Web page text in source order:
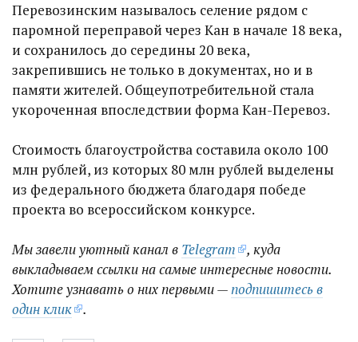
Перевозинским называлось селение рядом с
паромной переправой через Кан в начале 18 века,
и сохранилось до середины 20 века,
закрепившись не только в документах, но и в
памяти жителей. Общеупотребительной стала
укороченная впоследствии форма Кан-Перевоз.
Стоимость благоустройства составила около 100
млн рублей, из которых 80 млн рублей выделены
из федерального бюджета благодаря победе
проекта во всероссийском конкурсе.
Мы завели уютный канал в Telegram
, куда
выкладываем ссылки на самые интересные новости.
Хотите узнавать о них первыми —подпишитесь в
один клик
.